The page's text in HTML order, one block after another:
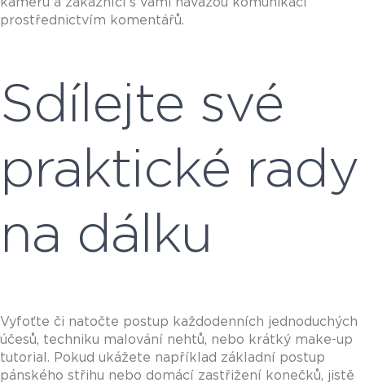
kameru a zákazníci s vámi navážou komunikaci
prostřednictvím komentářů.
Sdílejte své
praktické rady
na dálku
Vyfoťte či natočte postup každodenních jednoduchých
účesů, techniku malování nehtů, nebo krátký make-up
tutorial. Pokud ukážete například základní postup
pánského střihu nebo domácí zastřižení konečků, jistě